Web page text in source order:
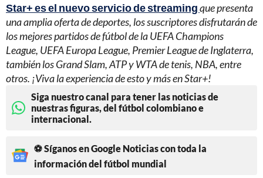
Star+ es el nuevo servicio de streamingque presenta
una amplia oferta de deportes, los suscriptores disfrutarán de
los mejores partidos de fútbol de la UEFA Champions
League, UEFA Europa League, Premier League de Inglaterra,
también los Grand Slam, ATP y WTA de tenis, NBA, entre
otros. ¡Viva la experiencia de esto y más en Star+!
Siga nuestro canal para tener las noticias de
nuestras figuras, del fútbol colombiano e
internacional.
⚽ Síganos en Google Noticias con toda la
información del fútbol mundial